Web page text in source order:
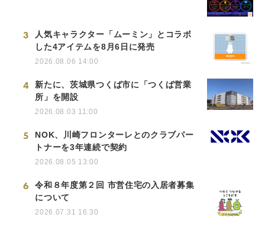
3
人気キャラクター「ムーミン」とコラボ
した4アイテムを8月6日に発売
2026.08.06 14:00
4
新たに、茨城県つくば市に「つくば営業
所」を開設
2026.08.03 11:00
5
NOK、川崎フロンターレとのクラブパー
トナーを3年連続で契約
2026.08.05 13:00
6
令和８年度第２回 市営住宅の入居者募集
について
2026.07.31 16:30